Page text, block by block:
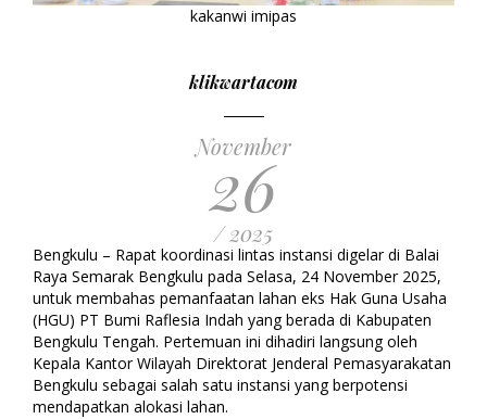
kakanwi imipas
klikwartacom
November
26
/ 2025
Bengkulu – Rapat koordinasi lintas instansi digelar di Balai
Raya Semarak Bengkulu pada Selasa, 24 November 2025,
untuk membahas pemanfaatan lahan eks Hak Guna Usaha
(HGU) PT Bumi Raflesia Indah yang berada di Kabupaten
Bengkulu Tengah. Pertemuan ini dihadiri langsung oleh
Kepala Kantor Wilayah Direktorat Jenderal Pemasyarakatan
Bengkulu sebagai salah satu instansi yang berpotensi
mendapatkan alokasi lahan.